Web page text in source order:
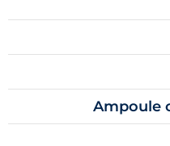
Ampoule